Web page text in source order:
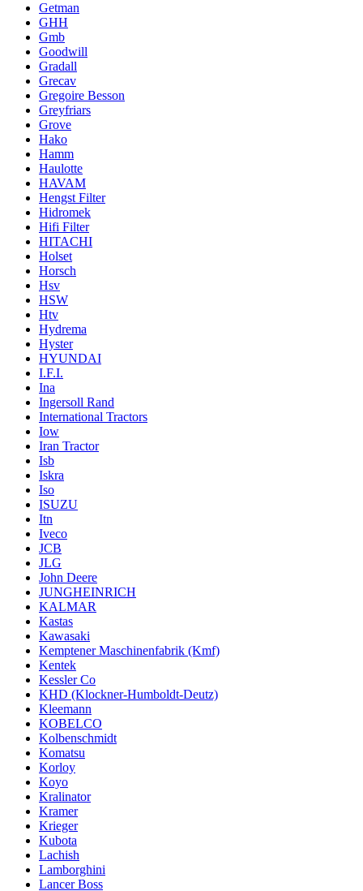
Getman
GHH
Gmb
Goodwill
Gradall
Grecav
Gregoire Besson
Greyfriars
Grove
Hako
Hamm
Haulotte
HAVAM
Hengst Filter
Hidromek
Hifi Filter
HITACHI
Holset
Horsch
Hsv
HSW
Htv
Hydrema
Hyster
HYUNDAI
I.F.I.
Ina
Ingersoll Rand
International Tractors
Iow
Iran Tractor
Isb
Iskra
Iso
ISUZU
Itn
Iveco
JCB
JLG
John Deere
JUNGHEINRICH
KALMAR
Kastas
Kawasaki
Kemptener Maschinenfabrik (Kmf)
Kentek
Kessler Co
KHD (Klockner-Humboldt-Deutz)
Kleemann
KOBELCO
Kolbenschmidt
Komatsu
Korloy
Koyo
Kralinator
Kramer
Krieger
Kubota
Lachish
Lamborghini
Lancer Boss